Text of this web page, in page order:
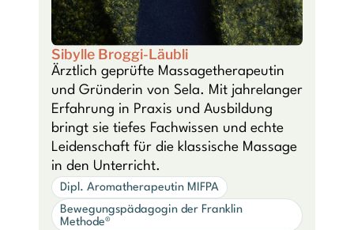
Sibylle Broggi-Läubli
Ärztlich geprüfte Massagetherapeutin
und Gründerin von Sela. Mit jahrelanger
Erfahrung in Praxis und Ausbildung
bringt sie tiefes Fachwissen und echte
Leidenschaft für die klassische Massage
in den Unterricht.
Dipl. Aromatherapeutin MIFPA
Bewegungspädagogin der Franklin
Methode®